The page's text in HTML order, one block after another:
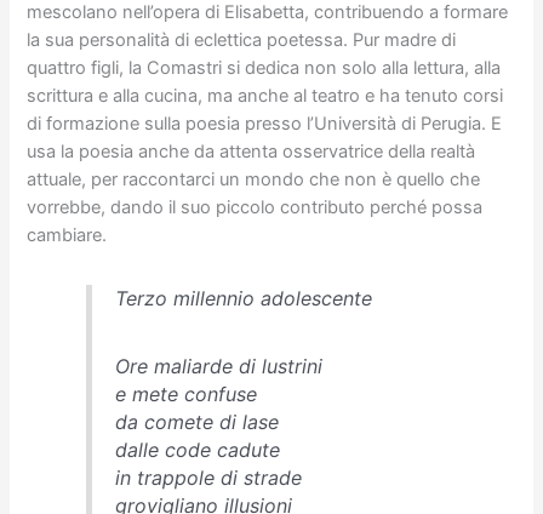
mescolano nell’opera di Elisabetta, contribuendo a formare
la sua personalità di eclettica poetessa. Pur madre di
quattro figli, la Comastri si dedica non solo alla lettura, alla
scrittura e alla cucina, ma anche al teatro e ha tenuto corsi
di formazione sulla poesia presso l’Università di Perugia. E
usa la poesia anche da attenta osservatrice della realtà
attuale, per raccontarci un mondo che non è quello che
vorrebbe, dando il suo piccolo contributo perché possa
cambiare.
Terzo millennio adolescente
Ore maliarde di lustrini
e mete confuse
da comete di lase
dalle code cadute
in trappole di strade
grovigliano illusioni